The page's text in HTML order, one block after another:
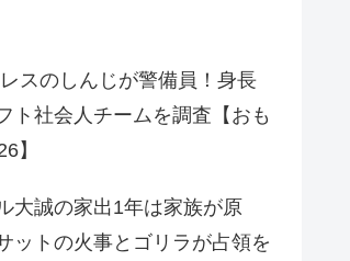
スのしんじが警備員！身長
ト社会人チームを調査【おも
】
大誠の家出1年は家族が原
ットの火事とゴリラが占領を